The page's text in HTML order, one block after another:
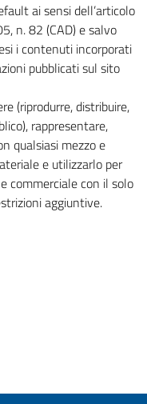
ai sensi dell’articolo
n. 82 (CAD) e salvo
i contenuti incorporati
pubblicati sul sito
(riprodurre, distribuire,
rappresentare,
qualsiasi mezzo e
e utilizzarlo per
commerciale con il solo
aggiuntive.